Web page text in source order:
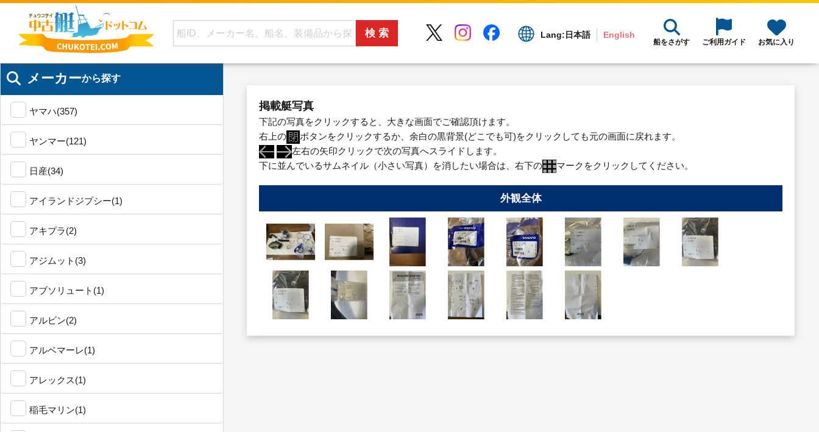
Lang: 日本語 English
船をさがす ご利用ガイド お気に入り
メーカーから探す
ヤマハ(357)
ヤンマー(121)
日産(34)
アイランドジプシー(1)
アキプラ(2)
アジムット(3)
アブソリュート(1)
アルビン(2)
アルベマーレ(1)
アレックス(1)
稲毛マリン(1)
掲載艇写真
下記の写真をクリックすると、大きな画面でご確認頂けます。
右上の
ボタンをクリックするか、余白の黒背景(どこでも可)をクリックしても元の画面に戻れます。
左右の矢印クリックで次の写真へスライドします。
下に並んでいるサムネイル（小さい写真）を消したい場合は、右下の
マークをクリックしてください。
外観全体